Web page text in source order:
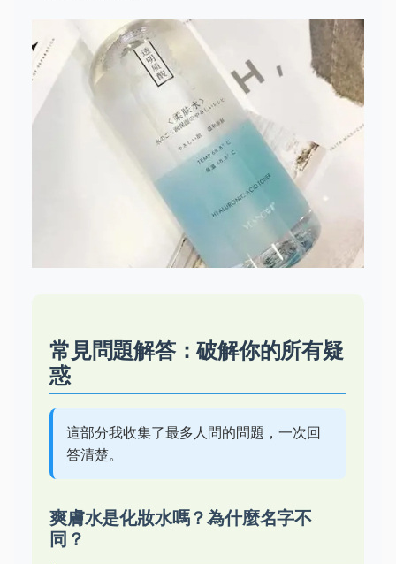
常見問題解答：破解你的所有疑
惑
這部分我收集了最多人問的問題，一次回
答清楚。
爽膚水是化妝水嗎？為什麼名字不
同？